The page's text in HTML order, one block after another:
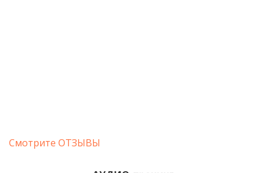
Смотрите ОТЗЫВЫ